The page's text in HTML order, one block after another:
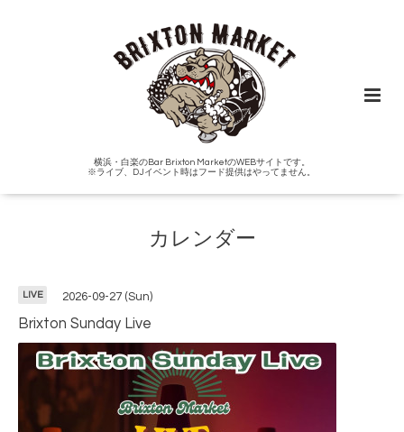
横浜・白楽のBar Brixton MarketのWEBサイトです。
※ライブ、DJイベント時はフード提供はやってません。
カレンダー
LIVE 2026-09-27 (Sun)
Brixton Sunday Live